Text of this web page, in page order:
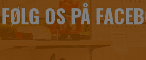
FØLG OS PÅ